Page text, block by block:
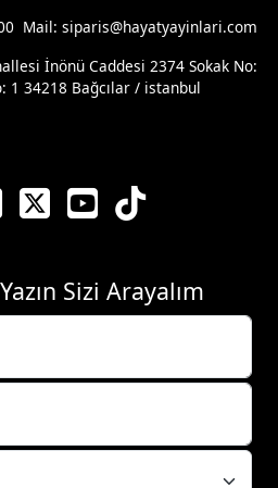
Mail: siparis@hayatyayinlari.com
İnönü Caddesi 2374 Sokak No:
1 34218 Bağcılar / istanbul
Sizi Arayalım